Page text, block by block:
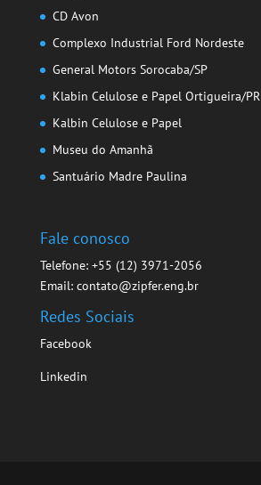
CD Avon
Complexo Industrial Ford Nordeste
General Motors Sorocaba/SP
Klabin Celulose e Papel Ortigueira/PR
Kalbin Celulose e Papel
Museu do Amanhã
Santuário Madre Paulina
Fale conosco
Telefone: +55 (12) 3971-2056
Email: contato@zipfer.eng.br
Redes Sociais
Facebook
Linkedin